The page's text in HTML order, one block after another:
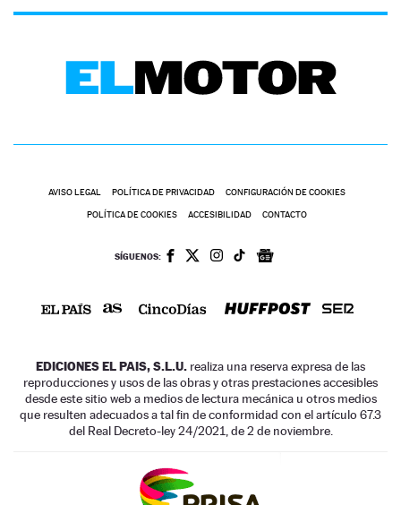
AVISO LEGAL POLÍTICA DE PRIVACIDAD CONFIGURACIÓN DE COOKIES
POLÍTICA DE COOKIES ACCESIBILIDAD CONTACTO
SÍGUENOS:
EDICIONES EL PAIS, S.L.U. realiza una reserva expresa de las
reproducciones y usos de las obras y otras prestaciones accesibles
desde este sitio web a medios de lectura mecánica u otros medios
que resulten adecuados a tal fin de conformidad con el artículo 67.3
del Real Decreto-ley 24/2021, de 2 de noviembre.